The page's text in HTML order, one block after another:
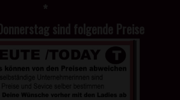
*
sind folgende Preise